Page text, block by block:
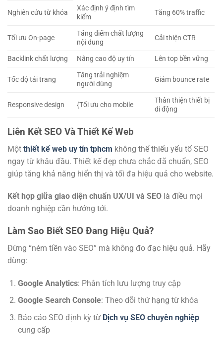
Nghiên cứu từ khóa
Xác định ý định tìm
kiếm
Tăng 60% traffic
Tối ưu On-page
Tăng điểm chất lượng
nội dung
Cải thiện CTR
Backlink chất lượng Nâng cao độ uy tín Lên top bền vững
Tốc độ tải trang
Tăng trải nghiệm
người dùng
Giảm bounce rate
Responsive design {Tối ưu cho mobile
Thân thiện thiết bị
di động
Liên Kết SEO Và Thiết Kế Web
Một thiết kế web uy tín tphcm không thể thiếu yếu tố SEO
ngay từ khâu đầu. Thiết kế đẹp chưa chắc đã chuẩn, SEO
giúp tăng khả năng hiển thị và tối đa hiệu quả cho website.
Kết hợp giữa giao diện chuẩn UX/UI và SEO là điều mọi
doanh nghiệp cần hướng tới.
Làm Sao Biết SEO Đang Hiệu Quả?
Đừng “ném tiền vào SEO” mà không đo đạc hiệu quả. Hãy
dùng:
Google Analytics: Phân tích lưu lượng truy cập
Google Search Console: Theo dõi thứ hạng từ khóa
Báo cáo SEO định kỳ từ Dịch vụ SEO chuyên nghiệp
cung cấp